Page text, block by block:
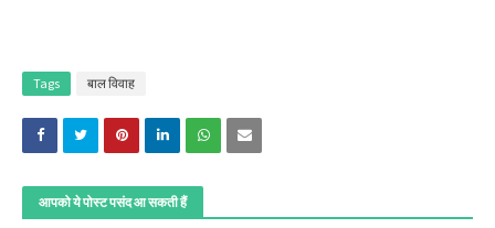
Tags बाल विवाह
आपको ये पोस्ट पसंद आ सकती हैं